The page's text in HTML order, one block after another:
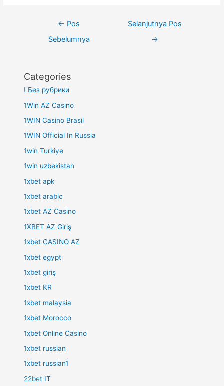
← Pos
Sebelumnya
Selanjutnya Pos
→
Categories
! Без рубрики
1Win AZ Casino
1WIN Casino Brasil
1WIN Official In Russia
1win Turkiye
1win uzbekistan
1xbet apk
1xbet arabic
1xbet AZ Casino
1XBET AZ Giriş
1xbet CASINO AZ
1xbet egypt
1xbet giriş
1xbet KR
1xbet malaysia
1xbet Morocco
1xbet Online Casino
1xbet russian
1xbet russian1
22bet IT